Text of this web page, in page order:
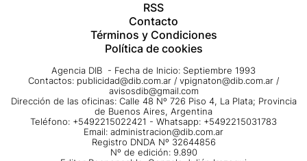
RSS
Contacto
Términos y Condiciones
Política de cookies
Agencia DIB - Fecha de Inicio: Septiembre 1993
Contactos: publicidad@dib.com.ar / vpignaton@dib.com.ar /
avisosdib@gmail.com
Dirección de las oficinas: Calle 48 Nº 726 Piso 4, La Plata; Provincia
de Buenos Aires, Argentina
Teléfono: +5492215022421 - Whatsapp: +5492215031783
Email: administracion@dib.com.ar
Registro DNDA Nº 32644856
Nº de edición: 9.890